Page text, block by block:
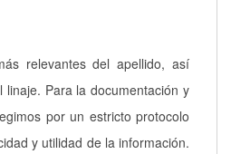
relevantes del apellido, así
Para la documentación y
por un estricto protocolo
y utilidad de la información.